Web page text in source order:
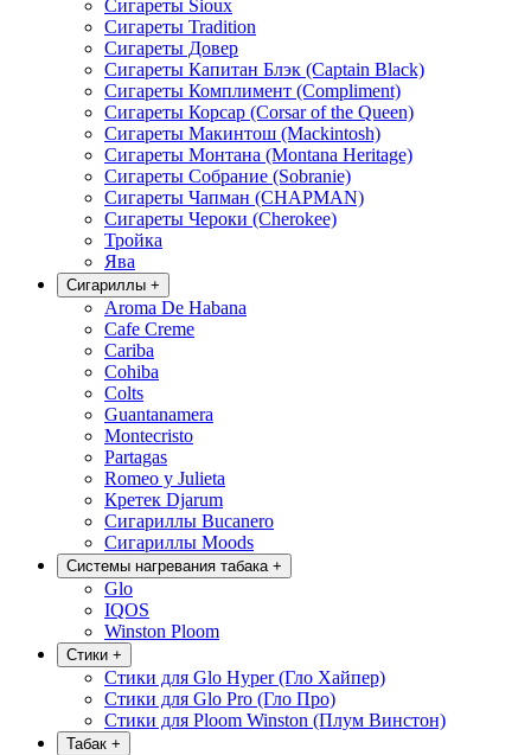
Сигареты Sioux
Сигареты Tradition
Сигареты Довер
Сигареты Капитан Блэк (Captain Black)
Сигареты Комплимент (Compliment)
Сигареты Корсар (Corsar of the Queen)
Сигареты Макинтош (Mackintosh)
Сигареты Монтана (Montana Heritage)
Сигареты Собрание (Sobranie)
Сигареты Чапман (CHAPMAN)
Сигареты Чероки (Cherokee)
Тройка
Ява
Сигариллы +
Aroma De Habana
Cafe Creme
Cariba
Cohiba
Colts
Guantanamera
Montecristo
Partagas
Romeo y Julieta
Кретек Djarum
Сигариллы Bucanero
Сигариллы Moods
Системы нагревания табака +
Glo
IQOS
Winston Ploom
Стики +
Стики для Glo Hyper (Гло Хайпер)
Стики для Glo Pro (Гло Про)
Стики для Ploom Winston (Плум Винстон)
Табак +